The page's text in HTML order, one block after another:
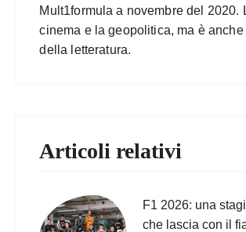
Mult1formula a novembre del 2020.
cinema e la geopolitica, ma è anche
della letteratura.
Articoli relativi
F1 2026: una
che lascia con il